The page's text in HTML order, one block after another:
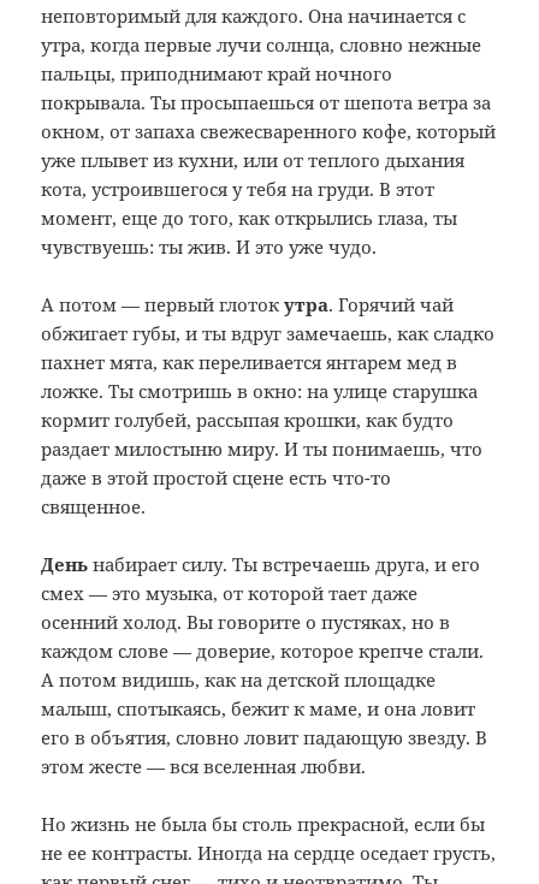
неповторимый для каждого.Она начинается с
утра, когда первые лучи солнца, словно нежные
пальцы, приподнимают край ночного
покрывала. Ты просыпаешься от шепота ветра за
окном, от запаха свежесваренного кофе, который
уже плывет из кухни, или от теплого дыхания
кота, устроившегося у тебя на груди. В этот
момент, еще до того, как открылись глаза, ты
чувствуешь: ты жив. И это уже чудо.
А потом — первый глотокутра. Горячий чай
обжигает губы, и ты вдруг замечаешь, как сладко
пахнет мята, как переливается янтарем мед в
ложке. Ты смотришь в окно: на улице старушка
кормит голубей, рассыпая крошки, как будто
раздает милостыню миру. И ты понимаешь, что
даже в этой простой сцене есть что-то
священное.
День набирает силу. Ты встречаешь друга, и его
смех — это музыка, от которой тает даже
осенний холод. Вы говорите о пустяках, но в
каждом слове — доверие, которое крепче стали.
А потом видишь, как на детской площадке
малыш, спотыкаясь, бежит к маме, и она ловит
его в объятия, словно ловит падающую звезду. В
этом жесте — вся вселенная любви.
Но жизнь не была бы столь прекрасной, если бы
не ее контрасты. Иногда на сердце оседает грусть,